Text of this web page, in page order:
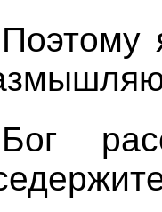
Поэтому
Бог